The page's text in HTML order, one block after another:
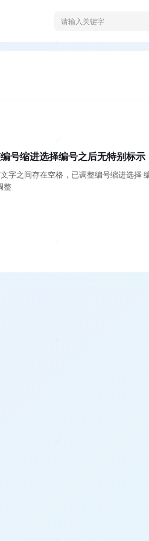
号缩进选择编号之后无特别标示
调整编号缩进选择 编号之后 无特别标示 ，但是生成的目录
整